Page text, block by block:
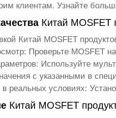
клиентам. Узнайте
Китай MOSFET
Китай MOSFET
: Проверьте MOSFET
: Используйте
с указанными в
в реальных условиях:
Китай MOSFET